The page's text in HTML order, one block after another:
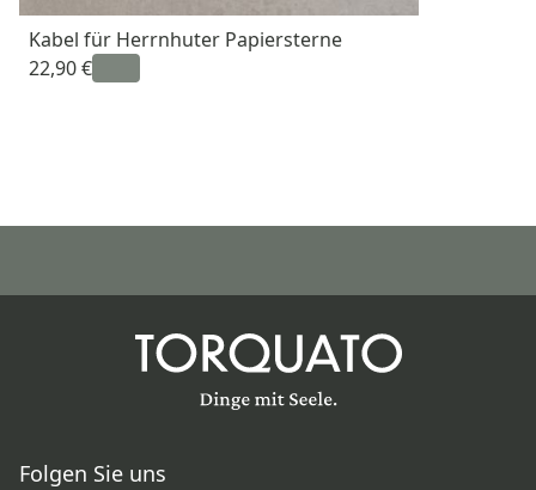
Kabel für Herrnhuter Papiersterne
22,90 €
Folgen Sie uns